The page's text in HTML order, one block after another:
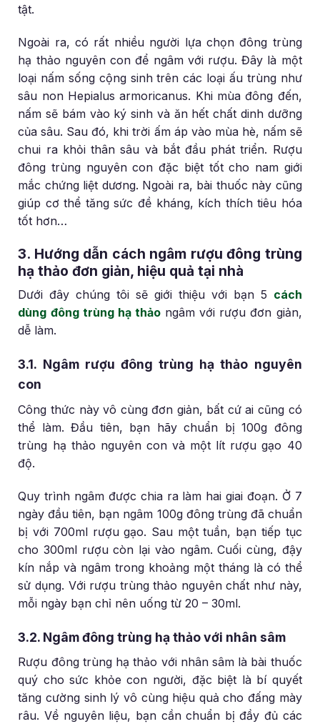
tật.
Ngoài ra, có rất nhiều người lựa chọn đông trùng
hạ thảo nguyên con để ngâm với rượu. Đây là một
loại nấm sống cộng sinh trên các loại ấu trùng như
sâu non Hepialus armoricanus. Khi mùa đông đến,
nấm sẽ bám vào ký sinh và ăn hết chất dinh dưỡng
của sâu. Sau đó, khi trời ấm áp vào mùa hè, nấm sẽ
chui ra khỏi thân sâu và bắt đầu phát triển. Rượu
đông trùng nguyên con đặc biệt tốt cho nam giới
mắc chứng liệt dương. Ngoài ra, bài thuốc này cũng
giúp cơ thể tăng sức đề kháng, kích thích tiêu hóa
tốt hơn…
3. Hướng dẫn cách ngâm rượu đông trùng
hạ thảo đơn giản, hiệu quả tại nhà
Dưới đây chúng tôi sẽ giới thiệu với bạn 5 cách
dùng đông trùng hạ thảongâm với rượu đơn giản,
dễ làm.
3.1. Ngâm rượu đông trùng hạ thảo nguyên
con
Công thức này vô cùng đơn giản, bất cứ ai cũng có
thể làm. Đầu tiên, bạn hãy chuẩn bị 100g đông
trùng hạ thảo nguyên con và một lít rượu gạo 40
độ.
Quy trình ngâm được chia ra làm hai giai đoạn. Ở 7
ngày đầu tiên, bạn ngâm 100g đông trùng đã chuẩn
bị với 700ml rượu gạo. Sau một tuần, bạn tiếp tục
cho 300ml rượu còn lại vào ngâm. Cuối cùng, đậy
kín nắp và ngâm trong khoảng một tháng là có thể
sử dụng. Với rượu trùng thảo nguyên chất như này,
mỗi ngày bạn chỉ nên uống từ 20 – 30ml.
3.2. Ngâm đông trùng hạ thảo với nhân sâm
Rượu đông trùng hạ thảo với nhân sâm là bài thuốc
quý cho sức khỏe con người, đặc biệt là bí quyết
tăng cường sinh lý vô cùng hiệu quả cho đấng mày
râu. Về nguyên liệu, bạn cần chuẩn bị đầy đủ các